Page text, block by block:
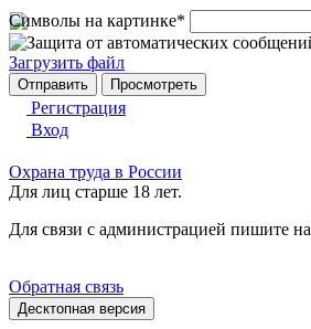
Символы на картинке*
Загрузить файл
Регистрация
Вход
Охрана труда в России
Для лиц старше 18 лет.
Для связи с администрацией пишите на
Обратная связь
Десктопная версия